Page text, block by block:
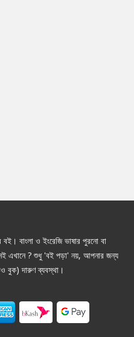
বাংলা ও ইংরেজি ভাষার পুরনো বা
এখানে ? শুধু 'বই পড়া' নয়, আপনার জন্য
বুক) দারুণ ব্যবস্থা।